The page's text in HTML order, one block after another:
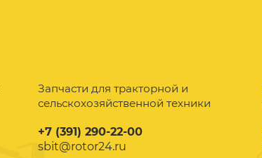
Запчасти для тракторной и
сельскохозяйственной техники
+7 (391) 290-22-00
sbit@rotor24.ru